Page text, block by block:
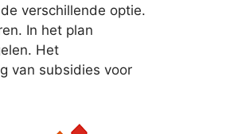
verschillende optie.
In het plan
Het
van subsidies voor